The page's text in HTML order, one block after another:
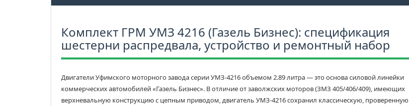
Комплект ГРМ УМЗ 4216 (Газель Бизнес): спецификация
шестерни распредвала, устройство и ремонтный набор
Двигатели Уфимского моторного завода серии УМЗ-4216 объемом 2.89 литра — это основа силовой линейки
коммерческих автомобилей «Газель Бизнес». В отличие от заволжских моторов (ЗМЗ 405/406/409), имеющих
верхневальную конструкцию с цепным приводом, двигатель УМЗ-4216 сохранил классическую, проверенную